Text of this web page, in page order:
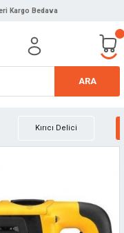
Kargo Bedava
ARA
Kırıcı Delici